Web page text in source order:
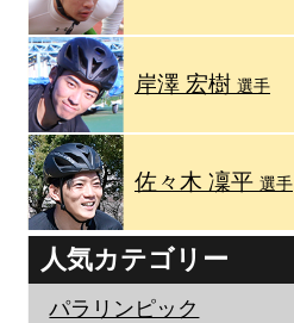
岸澤 宏樹選手
佐々木 凜平 選手
人気カテゴリー
パラリンピック